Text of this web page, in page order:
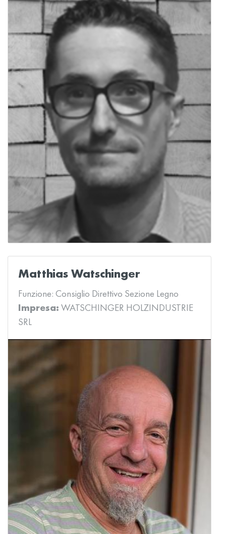
Matthias Watschinger
Funzione: Consiglio Direttivo Sezione Legno
Impresa: WATSCHINGER HOLZINDUSTRIE
SRL